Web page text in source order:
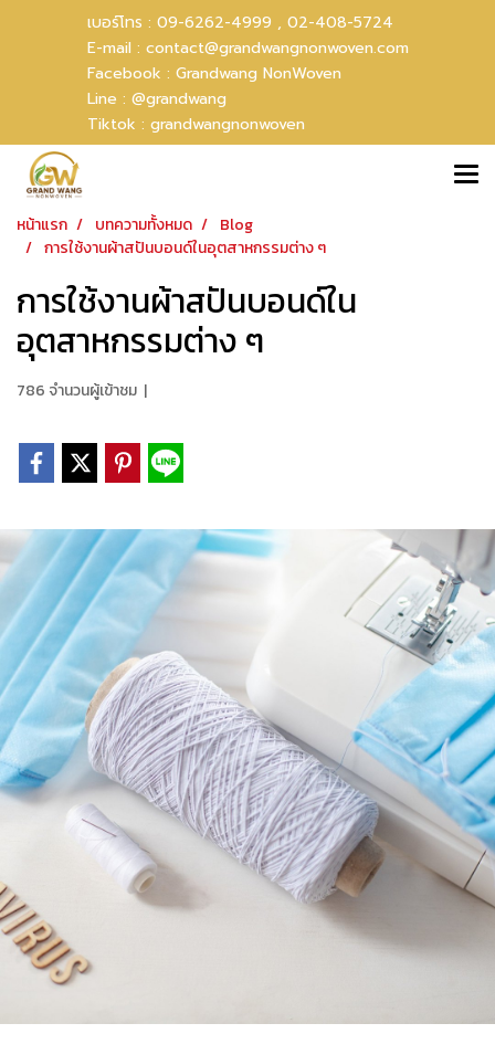
เบอร์โทร : 09-6262-4999 , 02-408-5724
E-mail : contact@grandwangnonwoven.com
Facebook : Grandwang NonWoven
Line : @grandwang
Tiktok : grandwangnonwoven
หน้าแรก บทความทั้งหมด
Blog
การใช้งานผ้าสปันบอนด์ในอุตสาหกรรมต่าง ๆ
การใช้งานผ้าสปันบอนด์ใน
อุตสาหกรรมต่าง ๆ
786 จำนวนผู้เข้าชม |